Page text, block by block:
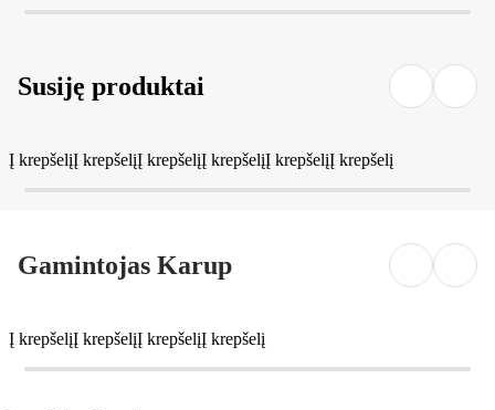
Susiję produktai
Į krepšelįĮ krepšelįĮ krepšelįĮ krepšelįĮ krepšelįĮ krepšelį
Gamintojas Karup
Į krepšelįĮ krepšelįĮ krepšelįĮ krepšelį